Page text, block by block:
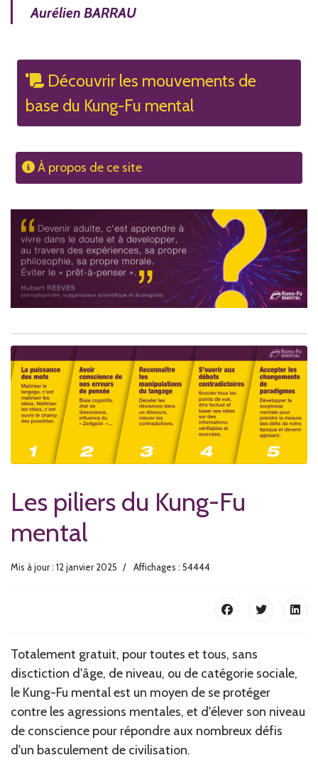
Aurélien BARRAU
Découvrir les mouvements de
base du Kung-Fu mental
À propos de ce site
Les piliers du Kung-Fu
mental
Mis à jour : 12 janvier 2025 Affichages : 54444
Totalement gratuit, pour toutes et tous, sans
disctiction d'âge, de niveau, ou de catégorie sociale,
le Kung-Fu mental est un moyen de se protéger
contre les agressions mentales, et d'élever son niveau
de conscience pour répondre aux nombreux défis
d'un basculement de civilisation.